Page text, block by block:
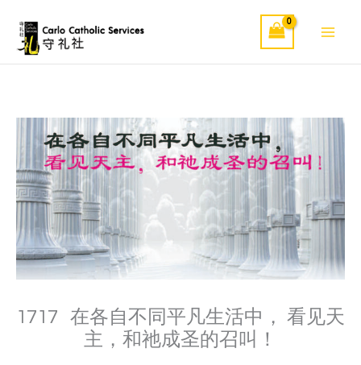
content
1717 在各自不同平凡生活中， 看见天
主，和祂成圣的召叫！